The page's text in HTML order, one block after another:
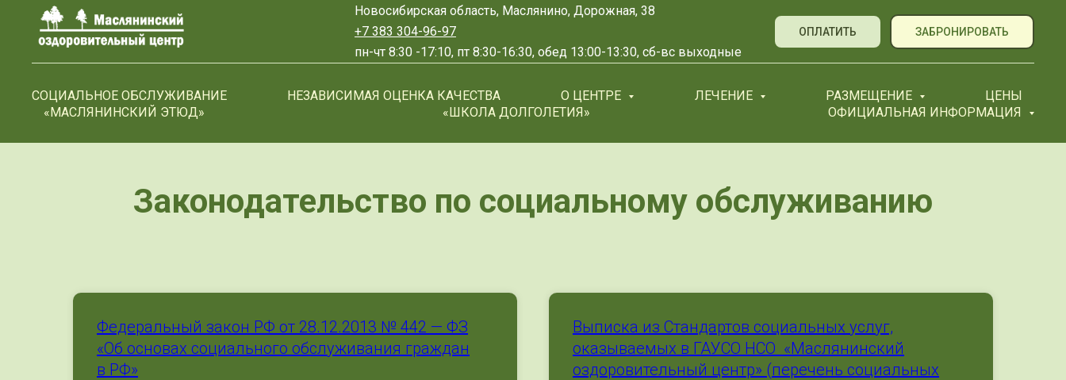
Новосибирская область, Маслянино, Дорожная, 38
+7 383 304-96-97
пн-чт 8:30 -17:10, пт 8:30-16:30, обед 13:00-13:30, сб-вс выходные
ОПЛАТИТЬ ЗАБРОНИРОВАТЬ
СОЦИАЛЬНОЕ ОБСЛУЖИВАНИЕ НЕЗАВИСИМАЯ ОЦЕНКА КАЧЕСТВА О ЦЕНТРЕ ЛЕЧЕНИЕ РАЗМЕЩЕНИЕ
ЦЕНЫ
«МАСЛЯНИНСКИЙ ЭТЮД»
«ШКОЛА ДОЛГОЛЕТИЯ» ОФИЦИАЛЬНАЯ ИНФОРМАЦИЯ
Законодательство по социальному обслуживанию
Федеральный закон РФ от 28.12.2013 № 442 — ФЗ
«Об основах социального обслуживания граждан
в РФ»
Выписка из Стандартов социальных услуг,
оказываемых в ГАУСО НСО «Маслянинский
оздоровительный центр» (перечень социальных